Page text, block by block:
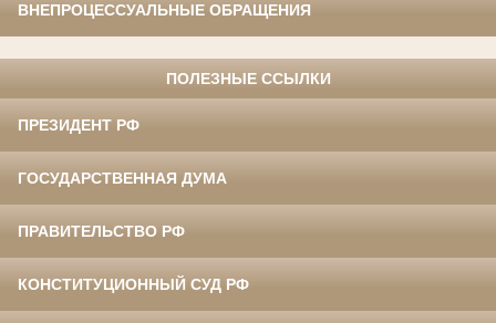
ВНЕПРОЦЕССУАЛЬНЫЕ ОБРАЩЕНИЯ
ПОЛЕЗНЫЕ ССЫЛКИ
ПРЕЗИДЕНТ РФ
ГОСУДАРСТВЕННАЯ ДУМА
ПРАВИТЕЛЬСТВО РФ
КОНСТИТУЦИОННЫЙ СУД РФ